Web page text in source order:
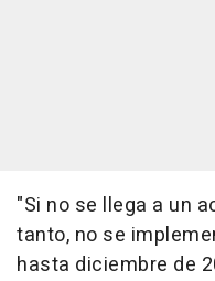
"Si no se llega a un
tanto, no se
hasta diciembre de